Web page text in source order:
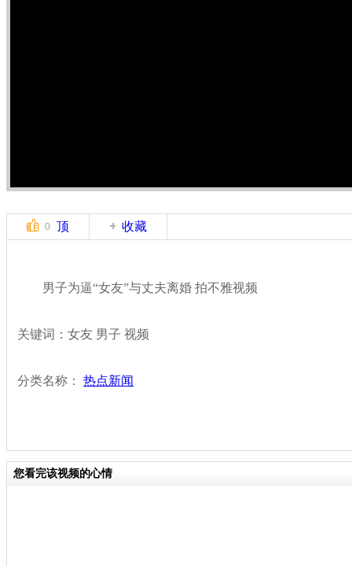
0 顶 收藏
男子为逼“女友”与丈夫离婚 拍不雅视频
关键词：女友 男子 视频
分类名称： 热点新闻
您看完该视频的心情